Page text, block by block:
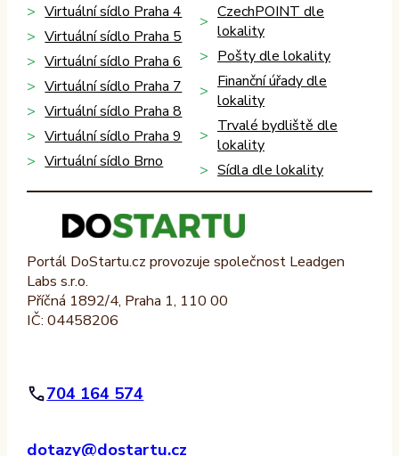
Virtuální sídlo Praha 4
Virtuální sídlo Praha 5
Virtuální sídlo Praha 6
Virtuální sídlo Praha 7
Virtuální sídlo Praha 8
Virtuální sídlo Praha 9
Virtuální sídlo Brno
CzechPOINT dle
lokality
Pošty dle lokality
Finanční úřady dle
lokality
Trvalé bydliště dle
lokality
Sídla dle lokality
Portál DoStartu.cz provozuje společnost Leadgen
Labs s.r.o.
Příčná 1892/4, Praha 1, 110 00
IČ: 04458206
704 164 574
dotazy@dostartu.cz